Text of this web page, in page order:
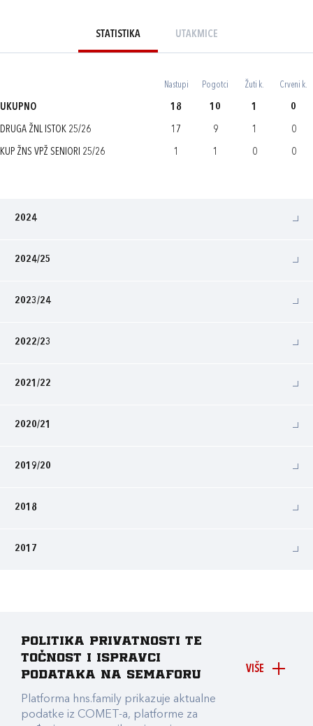
STATISTIKA UTAKMICE
Nastupi Pogotci Žuti k. Crveni k.
UKUPNO 18 10 1 0
DRUGA ŽNL ISTOK 25/26 17 9 1 0
KUP ŽNS VPŽ SENIORI 25/26 1 1 0 0
2024
2024/25
2023/24
2022/23
2021/22
2020/21
2019/20
2018
2017
VIŠE
Politika privatnosti te
točnost i ispravci
podataka na Semaforu
Platforma hns.family prikazuje aktualne
podatke iz COMET-a, platforme za